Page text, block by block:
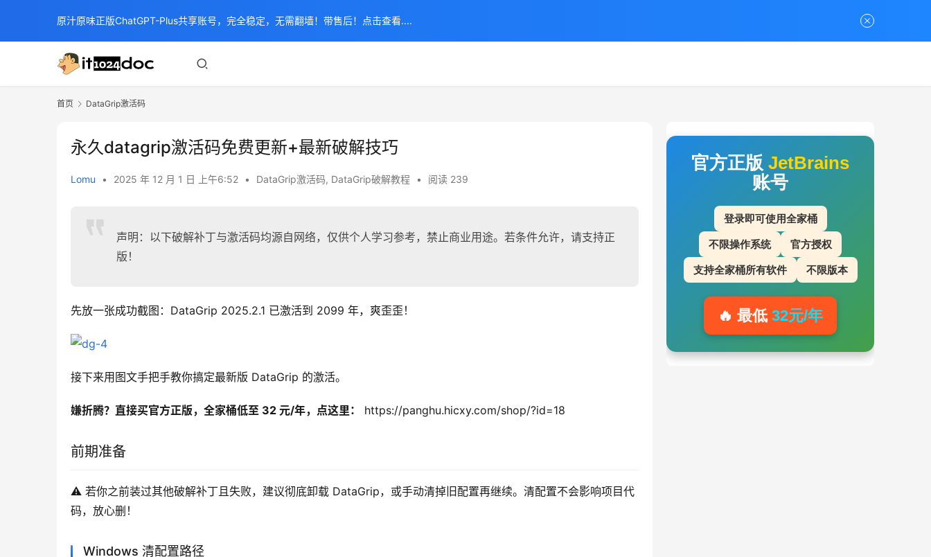
首页 DataGrip激活码
永久datagrip激活码免费更新+最新破解技巧
Lomu • 2025 年 12 月 1 日 上午6:52 • DataGrip激活码, DataGrip破解教程 • 阅读 239
声明：以下破解补丁与激活码均源自网络，仅供个人学习参考，禁止商业用途。若条件允许，请支持正
版！
先放一张成功截图：DataGrip 2025.2.1 已激活到 2099 年，爽歪歪！
接下来用图文手把手教你搞定最新版 DataGrip 的激活。
嫌折腾？直接买官方正版，全家桶低至 32 元/年，点这里： https://panghu.hicxy.com/shop/?id=18
前期准备
⚠️ 若你之前装过其他破解补丁且失败，建议彻底卸载 DataGrip，或手动清掉旧配置再继续。清配置不会影响项目代
码，放心删！
Windows 清配置路径
官方正版 JetBrains
账号
登录即可使用全家桶
不限操作系统 官方授权
支持全家桶所有软件 不限版本
🔥 最低 32元/年
原汁原味正版ChatGPT-Plus共享账号，完全稳定，无需翻墙！带售后！点击查看....